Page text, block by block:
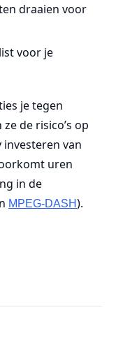
draaien voor
voor je
je tegen
de risico’s op
investeren van
uren
in de
MPEG-DASH).